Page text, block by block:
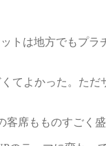
トは地方でもプ
よかった。た
席もものすごく盛